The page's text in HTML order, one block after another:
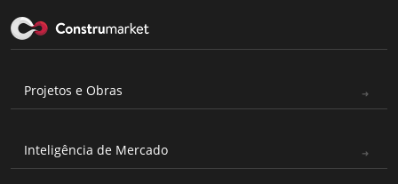
Projetos e Obras
Inteligência de Mercado